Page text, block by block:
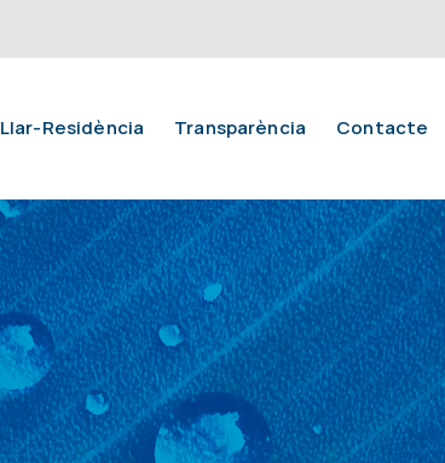
Llar-Residència Transparència Contacte